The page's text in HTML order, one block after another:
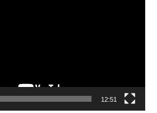
12:51